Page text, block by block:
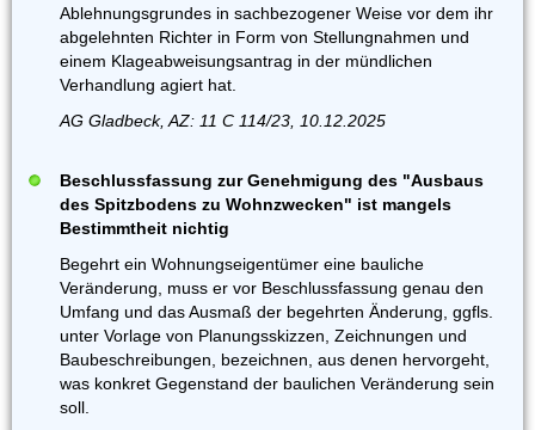
Ablehnungsgrundes in sachbezogener Weise vor dem ihr
abgelehnten Richter in Form von Stellungnahmen und
einem Klageabweisungsantrag in der mündlichen
Verhandlung agiert hat.
AG Gladbeck, AZ: 11 C 114/23, 10.12.2025
Beschlussfassung zur Genehmigung des "Ausbaus
des Spitzbodens zu Wohnzwecken" ist mangels
Bestimmtheit nichtig
Begehrt ein Wohnungseigentümer eine bauliche
Veränderung, muss er vor Beschlussfassung genau den
Umfang und das Ausmaß der begehrten Änderung, ggfls.
unter Vorlage von Planungsskizzen, Zeichnungen und
Baubeschreibungen, bezeichnen, aus denen hervorgeht,
was konkret Gegenstand der baulichen Veränderung sein
soll.